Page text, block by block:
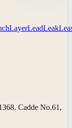
LayerLeadLeak
Cadde No.61,